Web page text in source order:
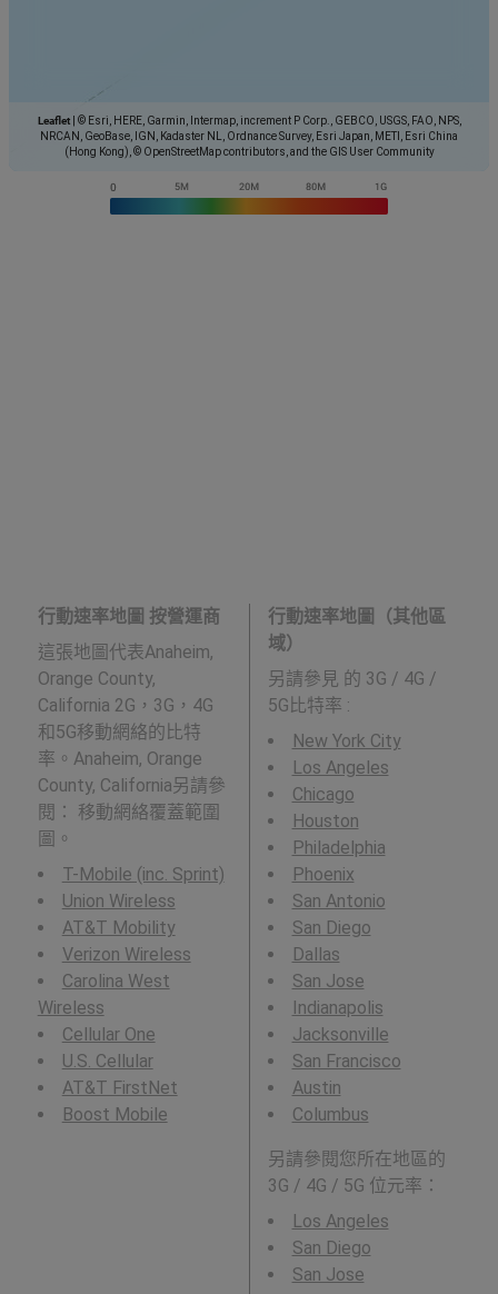
Leaflet
© Esri, HERE, Garmin, Intermap, increment P Corp., GEBCO, USGS, FAO, NPS,
NRCAN, GeoBase, IGN, Kadaster NL, Ordnance Survey, Esri Japan, METI, Esri China
(Hong Kong), © OpenStreetMap contributors, and the GIS User Community
行動速率地圖 按營運商
這張地圖代表Anaheim,
Orange County,
California 2G，3G，4G
和5G移動網絡的比特
率。Anaheim, Orange
County, California另請參
閱： 移動網絡覆蓋範圍
圖。
T-Mobile (inc. Sprint)
Union Wireless
AT&T Mobility
Verizon Wireless
Carolina West
Wireless
Cellular One
U.S. Cellular
AT&T FirstNet
Boost Mobile
行動速率地圖（其他區
域）
另請參見 的 3G / 4G /
5G比特率 :
New York City
Los Angeles
Chicago
Houston
Philadelphia
Phoenix
San Antonio
San Diego
Dallas
San Jose
Indianapolis
Jacksonville
San Francisco
Austin
Columbus
另請參閱您所在地區的
3G / 4G / 5G 位元率：
Los Angeles
San Diego
San Jose